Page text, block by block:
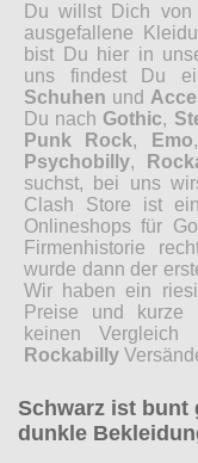
Du willst Dich von
ausgefallene
bist Du hier in
uns findest Du
Schuhen und
Du nach Gothic,
Punk Rock, Emo
Psychobilly,
suchst, bei uns
Clash Store ist
Onlineshops für
Firmenhistorie
wurde dann der
Wir haben ein
Preise und kurze
keinen
Rockabilly
Schwarz ist bunt
dunkle